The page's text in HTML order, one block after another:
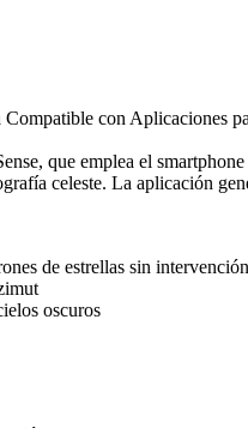
con Aplicaciones
que emplea el
celeste. La aplicación
de estrellas sin
oscuros